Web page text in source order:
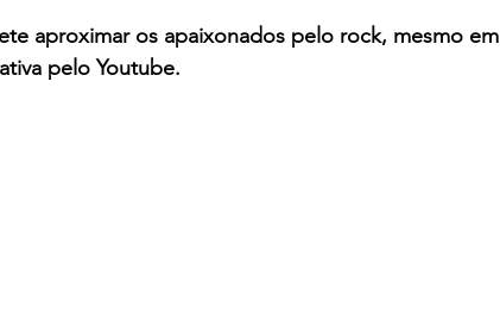
aproximar os apaixonados pelo rock, mesmo em
pelo Youtube.